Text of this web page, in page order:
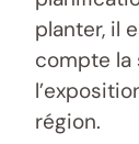
planter, il
compte la
région.